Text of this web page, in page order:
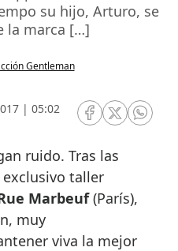
su hijo, Arturo, se
la marca […]
Gentleman
| 05:02
RRSS Facebook
RRSSRRSS
taller
Marbeuf(París),
muy
viva la mejor